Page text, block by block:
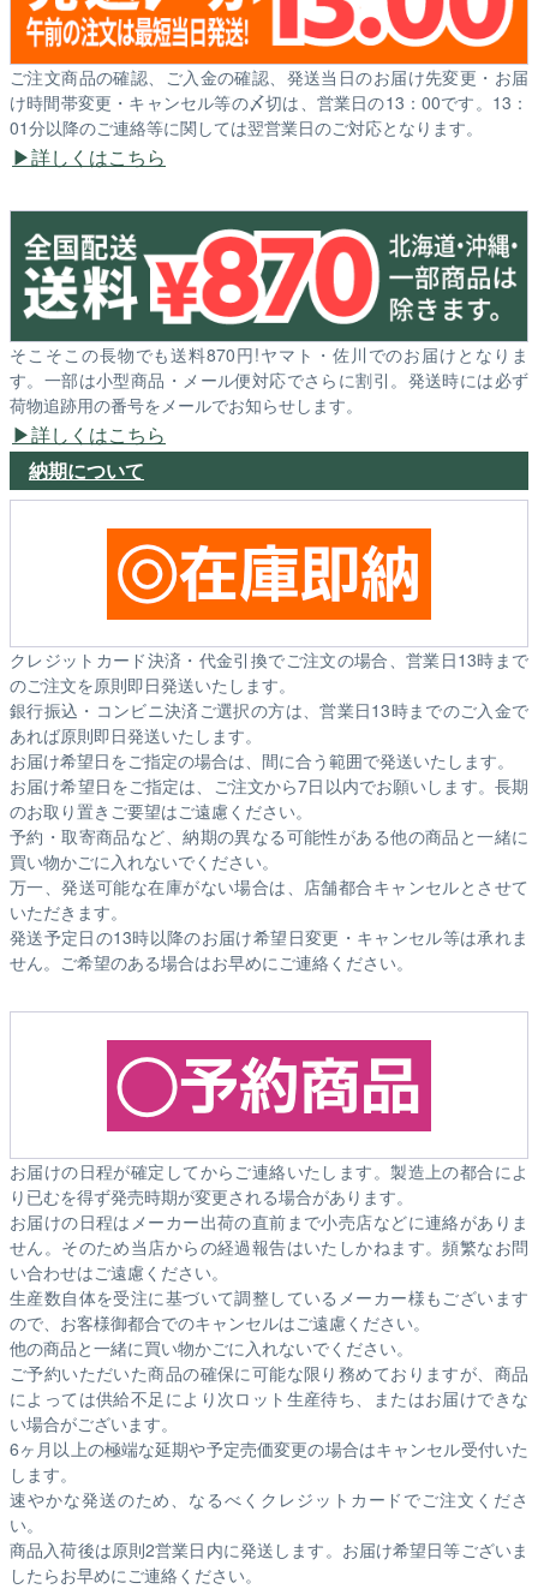
ご注文商品の確認、ご入金の確認、発送当日のお届け先変更・お届
け時間帯変更・キャンセル等の〆切は、営業日の13：00です。13：
01分以降のご連絡等に関しては翌営業日のご対応となります。
詳しくはこちら
そこそこの長物でも送料870円!ヤマト・佐川でのお届けとなりま
す。一部は小型商品・メール便対応でさらに割引。発送時には必ず
荷物追跡用の番号をメールでお知らせします。
詳しくはこちら
納期について
クレジットカード決済・代金引換でご注文の場合、営業日13時まで
のご注文を原則即日発送いたします。
銀行振込・コンビニ決済ご選択の方は、営業日13時までのご入金で
あれば原則即日発送いたします。
お届け希望日をご指定の場合は、間に合う範囲で発送いたします。
お届け希望日をご指定は、ご注文から7日以内でお願いします。長期
のお取り置きご要望はご遠慮ください。
予約・取寄商品など、納期の異なる可能性がある他の商品と一緒に
買い物かごに入れないでください。
万一、発送可能な在庫がない場合は、店舗都合キャンセルとさせて
いただきます。
発送予定日の13時以降のお届け希望日変更・キャンセル等は承れま
せん。ご希望のある場合はお早めにご連絡ください。
お届けの日程が確定してからご連絡いたします。製造上の都合によ
り已むを得ず発売時期が変更される場合があります。
お届けの日程はメーカー出荷の直前まで小売店などに連絡がありま
せん。そのため当店からの経過報告はいたしかねます。頻繁なお問
い合わせはご遠慮ください。
生産数自体を受注に基づいて調整しているメーカー様もございます
ので、お客様御都合でのキャンセルはご遠慮ください。
他の商品と一緒に買い物かごに入れないでください。
ご予約いただいた商品の確保に可能な限り務めておりますが、商品
によっては供給不足により次ロット生産待ち、またはお届けできな
い場合がございます。
6ヶ月以上の極端な延期や予定売価変更の場合はキャンセル受付いた
します。
速やかな発送のため、なるべくクレジットカードでご注文くださ
い。
商品入荷後は原則2営業日内に発送します。お届け希望日等ございま
したらお早めにご連絡ください。